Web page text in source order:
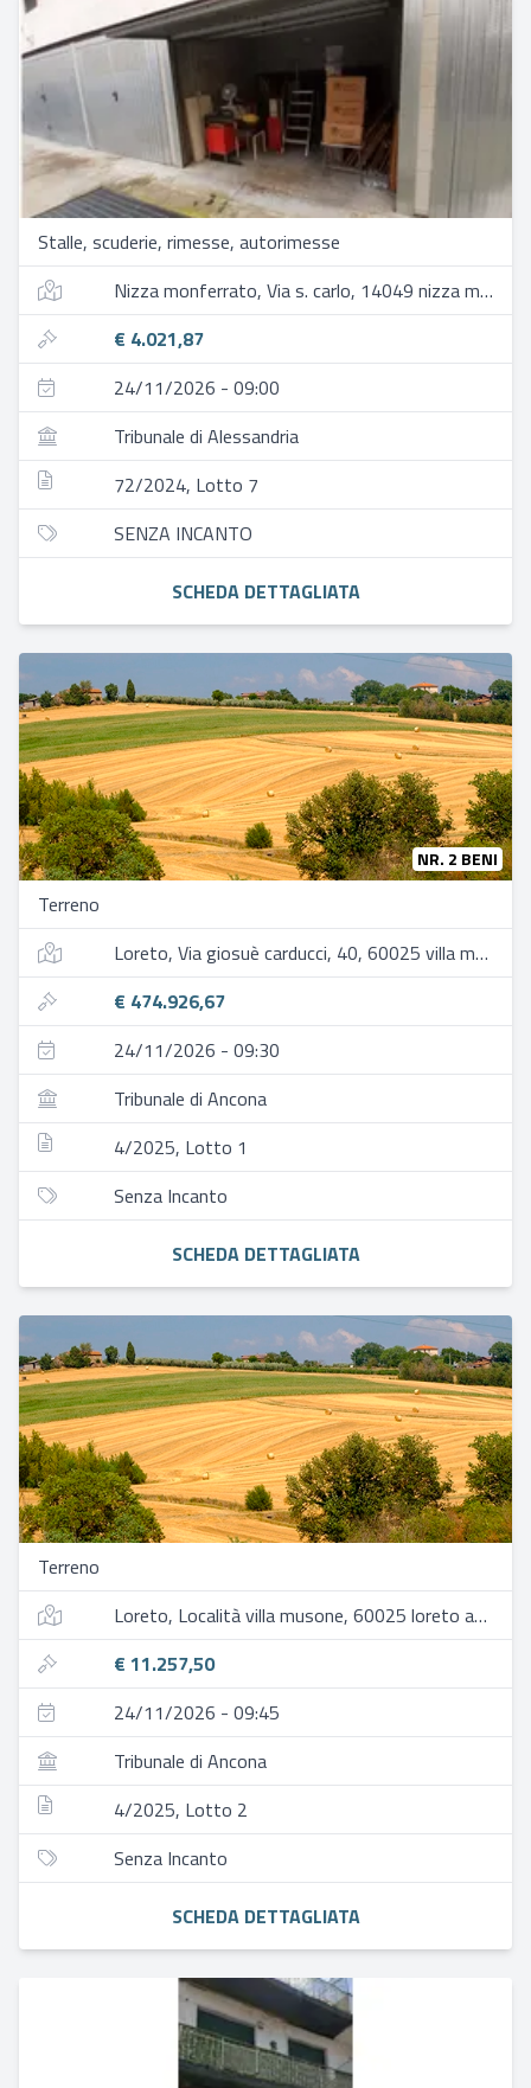
Stalle, scuderie, rimesse, autorimesse
Nizza monferrato, Via s. carlo, 14049 nizza monferrato at, italia
€ 4.021,87
24/11/2026 - 09:00
Tribunale di Alessandria
72/2024, Lotto 7
SENZA INCANTO
SCHEDA DETTAGLIATA
NR. 2 BENI
Terreno
Loreto, Via giosuè carducci, 40, 60025 villa musone an, italia
€ 474.926,67
24/11/2026 - 09:30
Tribunale di Ancona
4/2025, Lotto 1
Senza Incanto
SCHEDA DETTAGLIATA
Terreno
Loreto, Località villa musone, 60025 loreto an, italia
€ 11.257,50
24/11/2026 - 09:45
Tribunale di Ancona
4/2025, Lotto 2
Senza Incanto
SCHEDA DETTAGLIATA